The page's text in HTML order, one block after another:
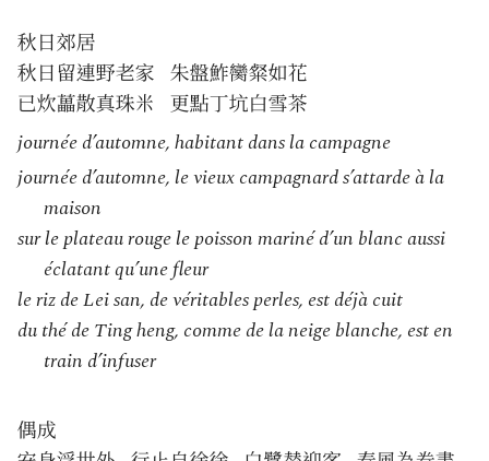
journée d’automne, habitant dans la campagne
journée d’automne, le vieux campagnard s’attarde à la
maison
sur le plateau rouge le poisson mariné d’un blanc aussi
éclatant qu’une fleur
le riz de Lei san, de véritables perles, est déjà cuit
du thé de Ting heng, comme de la neige blanche, est en
train d’infuser